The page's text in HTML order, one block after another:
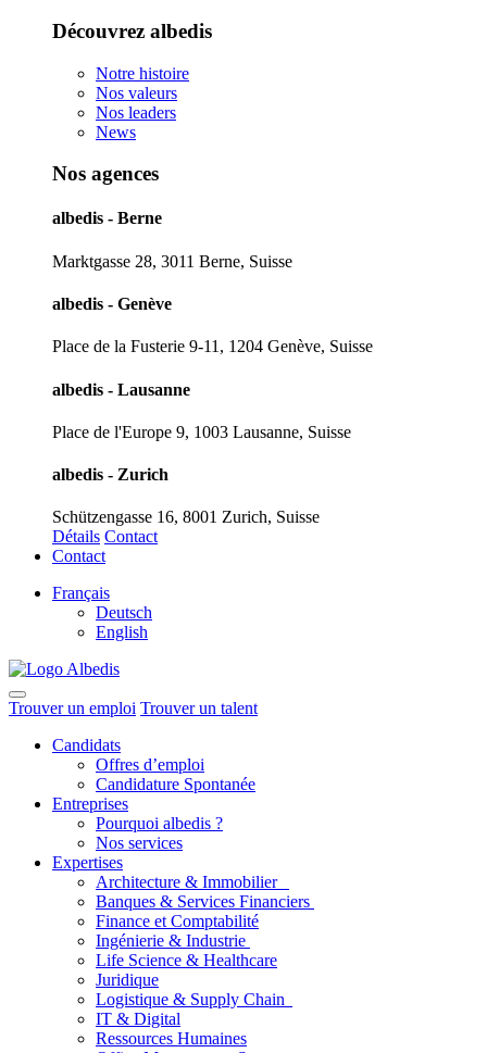
Découvrez albedis
Notre histoire
Nos valeurs
Nos leaders
News
Nos agences
albedis - Berne
Marktgasse 28, 3011 Berne, Suisse
albedis - Genève
Place de la Fusterie 9-11, 1204 Genève, Suisse
albedis - Lausanne
Place de l'Europe 9, 1003 Lausanne, Suisse
albedis - Zurich
Schützengasse 16, 8001 Zurich, Suisse
Détails Contact
Contact
Français
Deutsch
English
Trouver un emploi Trouver un talent
Candidats
Offres d’emploi
Candidature Spontanée
Entreprises
Pourquoi albedis ?
Nos services
Expertises
Architecture & Immobilier
Banques & Services Financiers
Finance et Comptabilité
Ingénierie & Industrie
Life Science & Healthcare
Juridique
Logistique & Supply Chain
IT & Digital
Ressources Humaines